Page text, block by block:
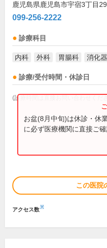
鹿児島県鹿児島市宇宿3丁目
099-256-2222
診療科目
内科 外科 胃腸科 消化
診療/受付時間・休診日
(診療時間は直接お問い合わせくだ
お盆(8月中旬)は休診・休
に必ず医療機関に直接ご確
この医院
アクセス数※